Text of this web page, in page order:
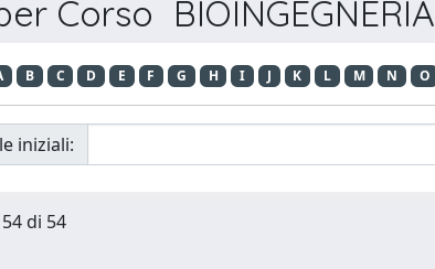
Corso BIOINGEGNERIA
B C D E F G H I J K L M N O
iniziali:
di 54